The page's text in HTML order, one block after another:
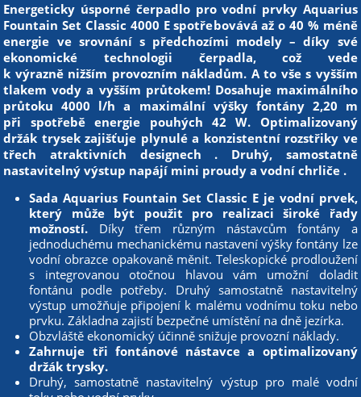
Energeticky úsporné čerpadlo pro vodní prvky Aquarius
Fountain Set Classic 4000 E spotřebovává až o 40 % méně
energie ve srovnání s předchozími modely – díky své
ekonomické technologii čerpadla, což vede
k výrazně nižším provozním nákladům. A to vše s vyšším
tlakem vody a vyšším průtokem! Dosahuje maximálního
průtoku 4000 l/h a maximální výšky fontány 2,20 m
při spotřebě energie pouhých 42 W. Optimalizovaný
držák trysek zajišťuje plynulé a konzistentní rozstřiky ve
třech atraktivních designech . Druhý, samostatně
nastavitelný výstup napájí mini proudy a vodní chrliče .
Sada Aquarius Fountain Set Classic E je vodní prvek,
který může být použit pro realizaci široké řady
možností. Díky třem různým nástavcům fontány a
jednoduchému mechanickému nastavení výšky fontány lze
vodní obrazce opakovaně měnit. Teleskopické prodloužení
s integrovanou otočnou hlavou vám umožní doladit
fontánu podle potřeby. Druhý samostatně nastavitelný
výstup umožňuje připojení k malému vodnímu toku nebo
prvku. Základna zajistí bezpečné umístění na dně jezírka.
Obzvláště ekonomický účinně snižuje provozní náklady.
Zahrnuje tři fontánové nástavce a optimalizovaný
držák trysky.
Druhý, samostatně nastavitelný výstup pro malé vodní